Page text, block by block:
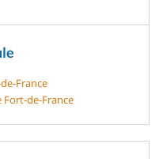
France
de-France